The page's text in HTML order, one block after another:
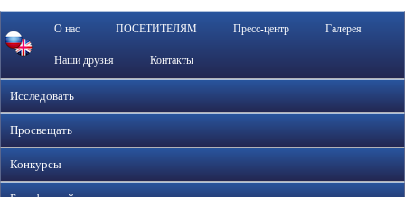
О нас ПОСЕТИТЕЛЯМ Пресс-центр Галерея
Наши друзья Контакты
Исследовать
Просвещать
Конкурсы